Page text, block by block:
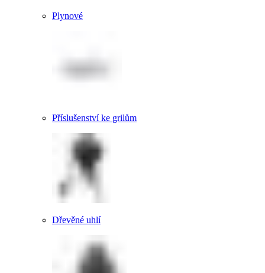
Plynové
Příslušenství ke grilům
Dřevěné uhlí